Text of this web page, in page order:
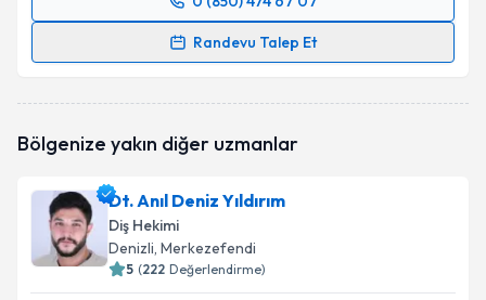
Randevu Talep Et
Randevu Takvimi Talebi
oluşturun. Size bu uzmandan randevu almanız için bir
Kişisel verilerimin işlenmesine ilişkin
Bölgenize yakın diğer uzmanlar
Dt. Anıl Deniz Yıldırım
Diş Hekimi
Denizli, Merkezefendi
5 (222 Değerlendirme)